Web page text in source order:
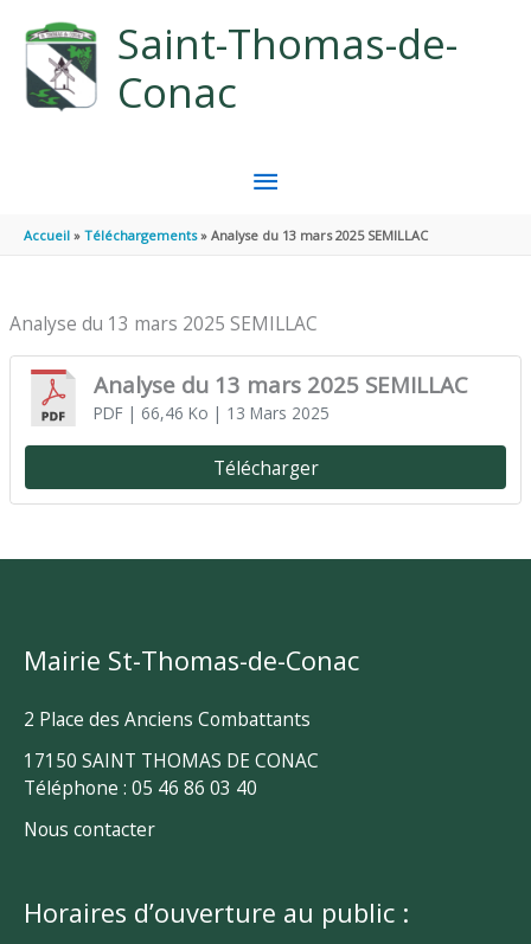
Saint-Thomas-de-
Conac
MENU
PRINCIPAL
Accueil Téléchargements Analyse du 13 mars 2025 SEMILLAC
Analyse du 13 mars 2025 SEMILLAC
Analyse du 13 mars 2025 SEMILLAC
PDF| 66,46 Ko | 13 Mars 2025
Télécharger
Mairie St-Thomas-de-Conac
2 Place des Anciens Combattants
17150 SAINT THOMAS DE CONAC
Téléphone : 05 46 86 03 40
Nous contacter
Horaires d’ouverture au public :